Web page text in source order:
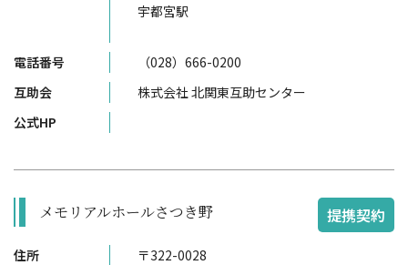
宇都宮駅
電話番号
（028）666-0200
互助会
株式会社 北関東互助センター
公式HP
メモリアルホールさつき野 提携契約
住所
〒322-0028